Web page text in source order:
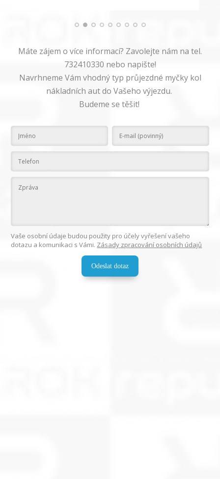
Máte zájem o více informací? Zavolejte nám na tel.
732410330 nebo napište!
Navrhneme Vám vhodný typ průjezdné myčky kol
nákladních aut do Vašeho výjezdu.
Budeme se těšit!
Vaše osobní údaje budou použity pro účely vyřešení vašeho
dotazu a komunikaci s Vámi. Zásady zpracování osobních údajů
Odeslat dotaz